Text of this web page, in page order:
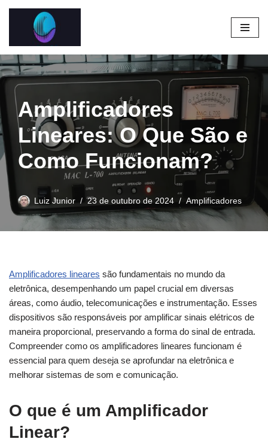
para
o
conteúdo
Amplificadores
Lineares: O Que São e
Como Funcionam?
Luiz Junior 23 de outubro de 2024 Amplificadores
Amplificadores lineares são fundamentais no mundo da
eletrônica, desempenhando um papel crucial em diversas
áreas, como áudio, telecomunicações e instrumentação. Esses
dispositivos são responsáveis por amplificar sinais elétricos de
maneira proporcional, preservando a forma do sinal de entrada.
Compreender como os amplificadores lineares funcionam é
essencial para quem deseja se aprofundar na eletrônica e
melhorar sistemas de som e comunicação.
O que é um Amplificador
Linear?